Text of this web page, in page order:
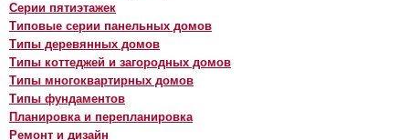
Серии пятиэтажек
Типовые серии панельных домов
Типы деревянных домов
Типы коттеджей и загородных домов
Типы многоквартирных домов
Типы фундаментов
Планировка и перепланировка
Ремонт и дизайн